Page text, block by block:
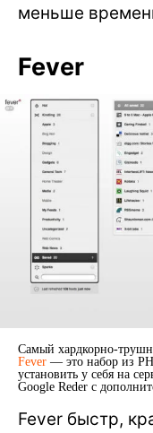
меньше
Fever
Самый хардкорно-
Fever — это набор из
установить у себя на
Google Reder с
Fever быстр,